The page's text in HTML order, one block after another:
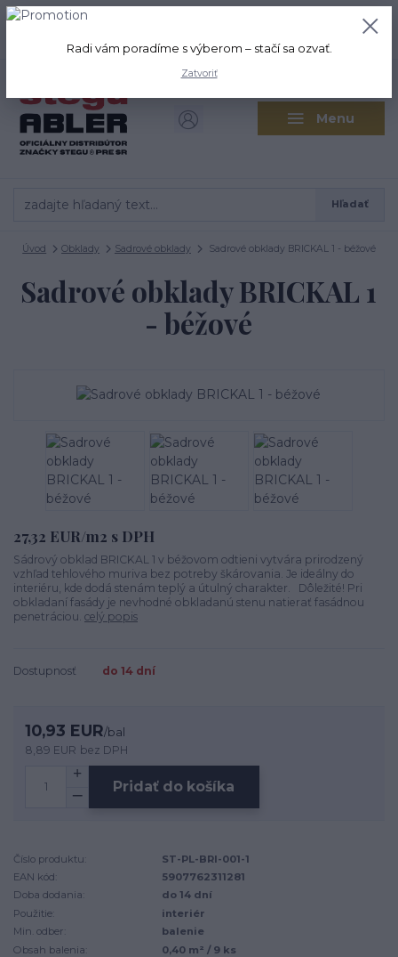
Menu
Hľadať
+421 917 280 411
0,00 EUR
Úvod Obklady Sadrové obklady Sadrové obklady BRICKAL 1 - béžové
Sadrové obklady BRICKAL 1
- béžové
27,32 EUR/m2 s DPH
Sádrový obklad BRICKAL 1 v béžovom odtieni vytvára prirodzený
vzhľad tehlového muriva bez potreby škárovania. Je ideálny do
interiéru, kde dodá stenám teplý a útulný charakter. Dôležité! Pri
obkladaní fasády je nevhodné obkladanú stenu natierať fasádnou
penetráciou. celý popis
Dostupnosť do 14 dní
10,93 EUR/bal
8,89 EUR bez DPH
Pridať do košíka
Číslo produktu:
ST-PL-BRI-001-1
EAN kód:
5907762311281
Doba dodania:
do 14 dní
Použitie:
interiér
Min. odber:
balenie
Obsah balenia:
0,40 m² / 9 ks
Radi vám poradíme s výberom – stačí sa ozvať.
Zatvoriť